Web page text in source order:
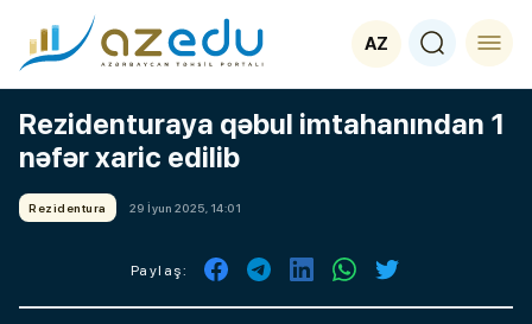
AZ
Rezidenturaya qəbul imtahanından 1
nəfər xaric edilib
Rezidentura 29 İyun 2025, 14:01
Paylaş: